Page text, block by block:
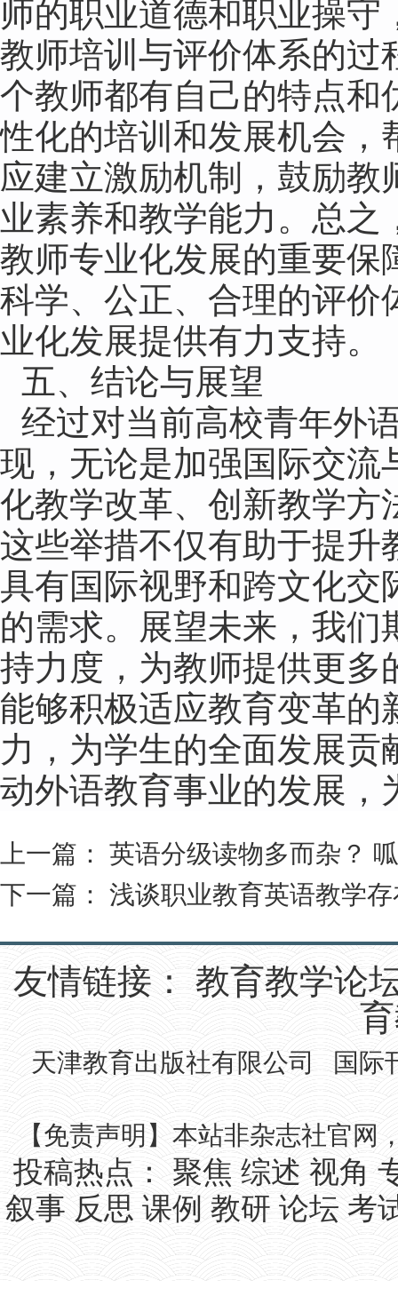
师的职业道德和职业操
教师培训与评价体系的过
个教师都有自己的特点和
性化的培训和发展机会，
应建立激励机制，鼓励
业素养和教学能力。总
教师专业化发展的重要保
科学、公正、合理的评价
业化发展提供有力支持。
五、结论与展望
经过对当前高校青年外
现，无论是加强国际交流
化教学改革、创新教学方
这些举措不仅有助于提升
具有国际视野和跨文化交
的需求。展望未来，我
持力度，为教师提供更多
能够积极适应教育变革的
力，为学生的全面发展
动外语教育事业的发展，
上一篇： 英语分级读物多而杂？
下一篇： 浅谈职业教育英语教学
友情链接： 教育教学论
天津教育出版社有限公司 国际
【免责声明】本站非杂志社官
投稿热点：聚焦 综述 视角
叙事 反思 课例 教研 论坛 考